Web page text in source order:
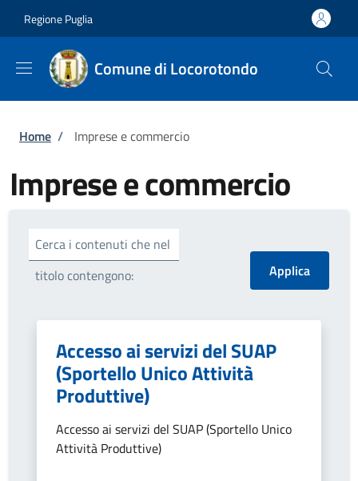
Regione Puglia
Comune di Locorotondo
Briciole di pane
Home / Imprese e commercio
Imprese e commercio
Cerca i contenuti che nel
titolo contengono:
Accesso ai servizi del SUAP
(Sportello Unico Attività
Produttive)
Accesso ai servizi del SUAP (Sportello Unico
Attività Produttive)